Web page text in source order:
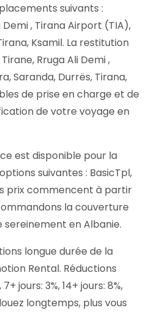
suivants :
, Tirana Airport (TIA),
Ksamil. La restitution
Rruga Ali Demi ,
Saranda, Durrës, Tirana,
de prise en charge et de
de votre voyage en
est disponible pour la
suivantes : BasicTpl,
prix commencent à partir
la couverture
en Albanie.
longue durée de la
Rental. Réductions
jours: 3%, 14+ jours: 8%,
longtemps, plus vous